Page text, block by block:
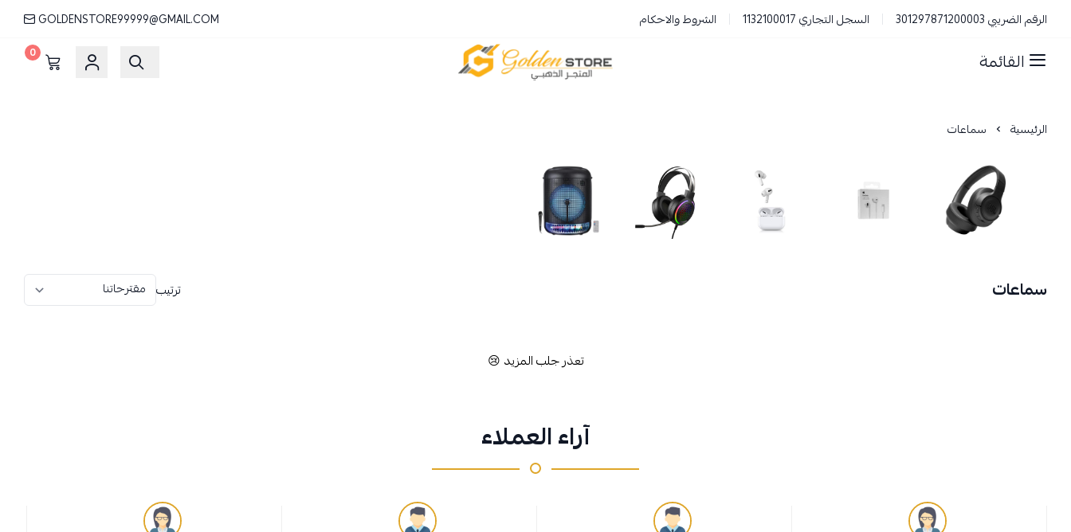
الرقم الضريبي 301297871200003 السجل التجاري 1132100017 الشروط والاحكام GOLDENSTORE99999@GMAIL.COM
القائمة المتجر الذهبي
0
الرئيسية سماعات
سماعات ترتيب
تعذر جلب المزيد 😢
آراء العملاء